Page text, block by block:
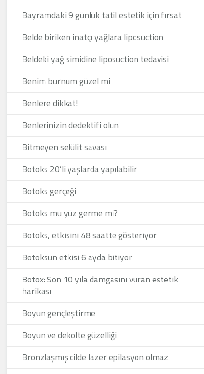
Bayramdaki 9 günlük tatil estetik için fırsat
Belde biriken inatçı yağlara liposuction
Beldeki yağ simidine liposuction tedavisi
Benim burnum güzel mi
Benlere dikkat!
Benlerinizin dedektifi olun
Bitmeyen selülit savası
Botoks 20’li yaşlarda yapılabilir
Botoks gerçeği
Botoks mu yüz germe mi?
Botoks, etkisini 48 saatte gösteriyor
Botoksun etkisi 6 ayda bitiyor
Botox: Son 10 yıla damgasını vuran estetik
harikası
Boyun gençleştirme
Boyun ve dekolte güzelliği
Bronzlaşmış cilde lazer epilasyon olmaz